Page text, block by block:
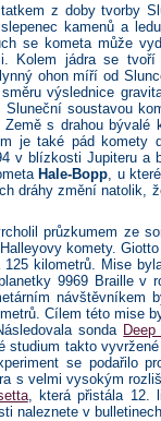
z doby tvorby
kamenů a
se kometa může
Kolem jádra se
ohon míří od
výslednice
Sluneční soustavou
s drahou bývalé
je také pád komety
v blízkosti Jupiteru a
Hale-Bopp , u
dráhy změní natolik,
průzkumem ze
komety.
125 kilometrů. Mise
9969 Braille v
návštěvníkem
Cílem této mise
sonda
studium takto
se podařilo
s velmi vysokým
, která přistála 12.
naleznete v